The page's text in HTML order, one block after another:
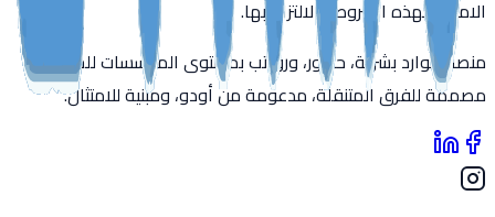
الامتثال لهذه الشروط والالتزام بها.
منصة موارد بشرية، حضور، ورواتب بمستوى المؤسسات للخليج.
مصممة للفرق المتنقلة، مدعومة من أودو، ومبنية للامتثال.